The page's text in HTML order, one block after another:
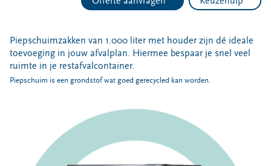
Restafval
Papier en karton
Vertrouwelijk papier
Etensresten (swill)
Piepschuim
Piepschuimzakken van 1.000 liter met houder zijn dé ideale
toevoeging in jouw afvalplan. Hiermee bespaar je snel veel
ruimte in je restafvalcontainer.
Piepschuim is een grondstof wat goed gerecycled kan worden.